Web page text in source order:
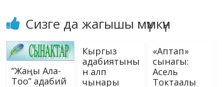
Сизге да жагышы мүмкүн
“Жаңы Ала-
Тоо” адабий
Кыргыз
адабиятыны
н алп
чынары
«Аптап»
сынагы:
Асель
Токтаалы